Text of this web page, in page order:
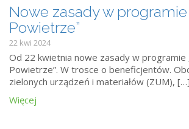
Nowe zasady w programie
Powietrze”
22 kwi 2024
Od 22 kwietnia nowe zasady w programie
Powietrze”. W trosce o beneficjentów.
zielonych urządzeń i materiałów (ZUM), […]
Więcej